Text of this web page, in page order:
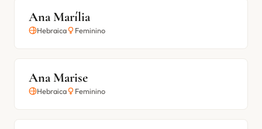
Ana Marília
Hebraica Feminino
Ana Marise
Hebraica Feminino